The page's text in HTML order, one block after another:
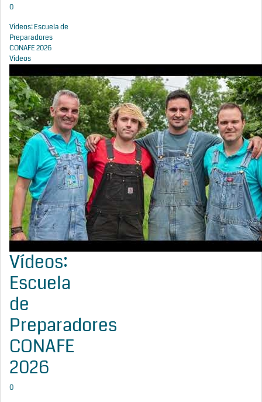
0
Vídeos: Escuela de
Preparadores
CONAFE 2026
Vídeos
Vídeos:
Escuela
de
Preparadores
CONAFE
2026
0